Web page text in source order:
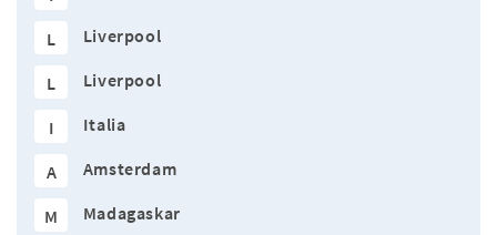
L Liverpool
L Liverpool
I Italia
A Amsterdam
M Madagaskar